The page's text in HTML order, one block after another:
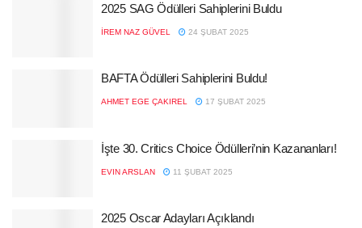
2025 SAG Ödülleri Sahiplerini Buldu
İREM NAZ GÜVEL 24 ŞUBAT 2025
BAFTA Ödülleri Sahiplerini Buldu!
AHMET EGE ÇAKIREL 17 ŞUBAT 2025
İşte 30. Critics Choice Ödülleri’nin Kazananları!
EVIN ARSLAN 11 ŞUBAT 2025
2025 Oscar Adayları Açıklandı